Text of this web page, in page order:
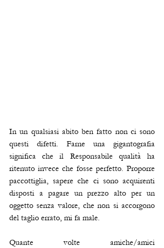
In un qualsiasi abito ben fatto non ci sono
questi difetti. Farne una gigantografia
significa che il Responsabile qualità ha
ritenuto invece che fosse perfetto. Proporre
paccottiglia, sapere che ci sono acquirenti
disposti a pagare un prezzo alto per un
oggetto senza valore, che non si accorgono
del taglio errato, mi fa male.
Quante volte amiche/amici